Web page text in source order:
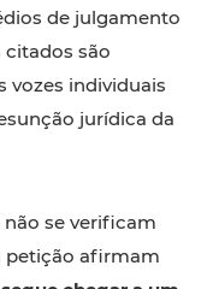
de julgamento
são
vozes individuais
jurídica da
se verificam
petição afirmam